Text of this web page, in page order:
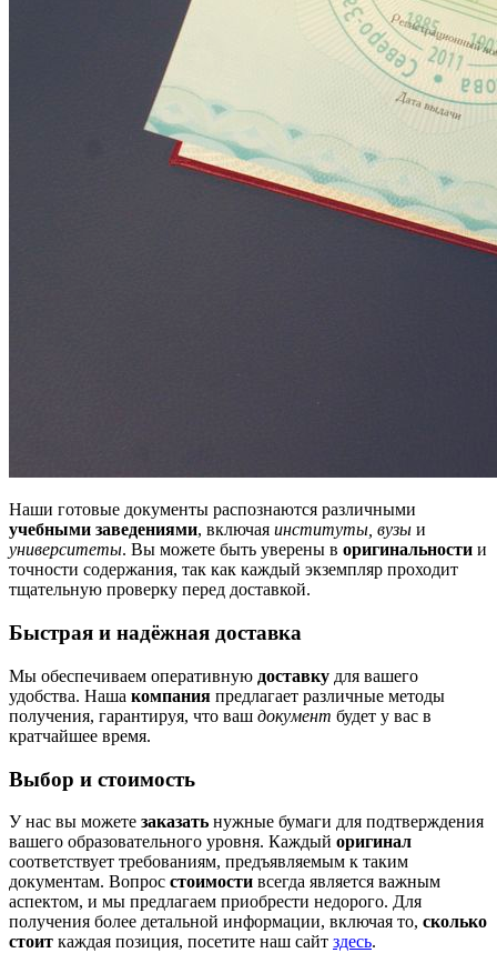
Наши готовые документы распознаются различными
учебными заведениями, включая институты, вузы и
университеты. Вы можете быть уверены в оригинальности и
точности содержания, так как каждый экземпляр проходит
тщательную проверку перед доставкой.
Быстрая и надёжная доставка
Мы обеспечиваем оперативную доставку для вашего
удобства. Наша компания предлагает различные методы
получения, гарантируя, что ваш документ будет у вас в
кратчайшее время.
Выбор и стоимость
У нас вы можете заказать нужные бумаги для подтверждения
вашего образовательного уровня. Каждый оригинал
соответствует требованиям, предъявляемым к таким
документам. Вопрос стоимости всегда является важным
аспектом, и мы предлагаем приобрести недорого. Для
получения более детальной информации, включая то, сколько
стоит каждая позиция, посетите наш сайт здесь.